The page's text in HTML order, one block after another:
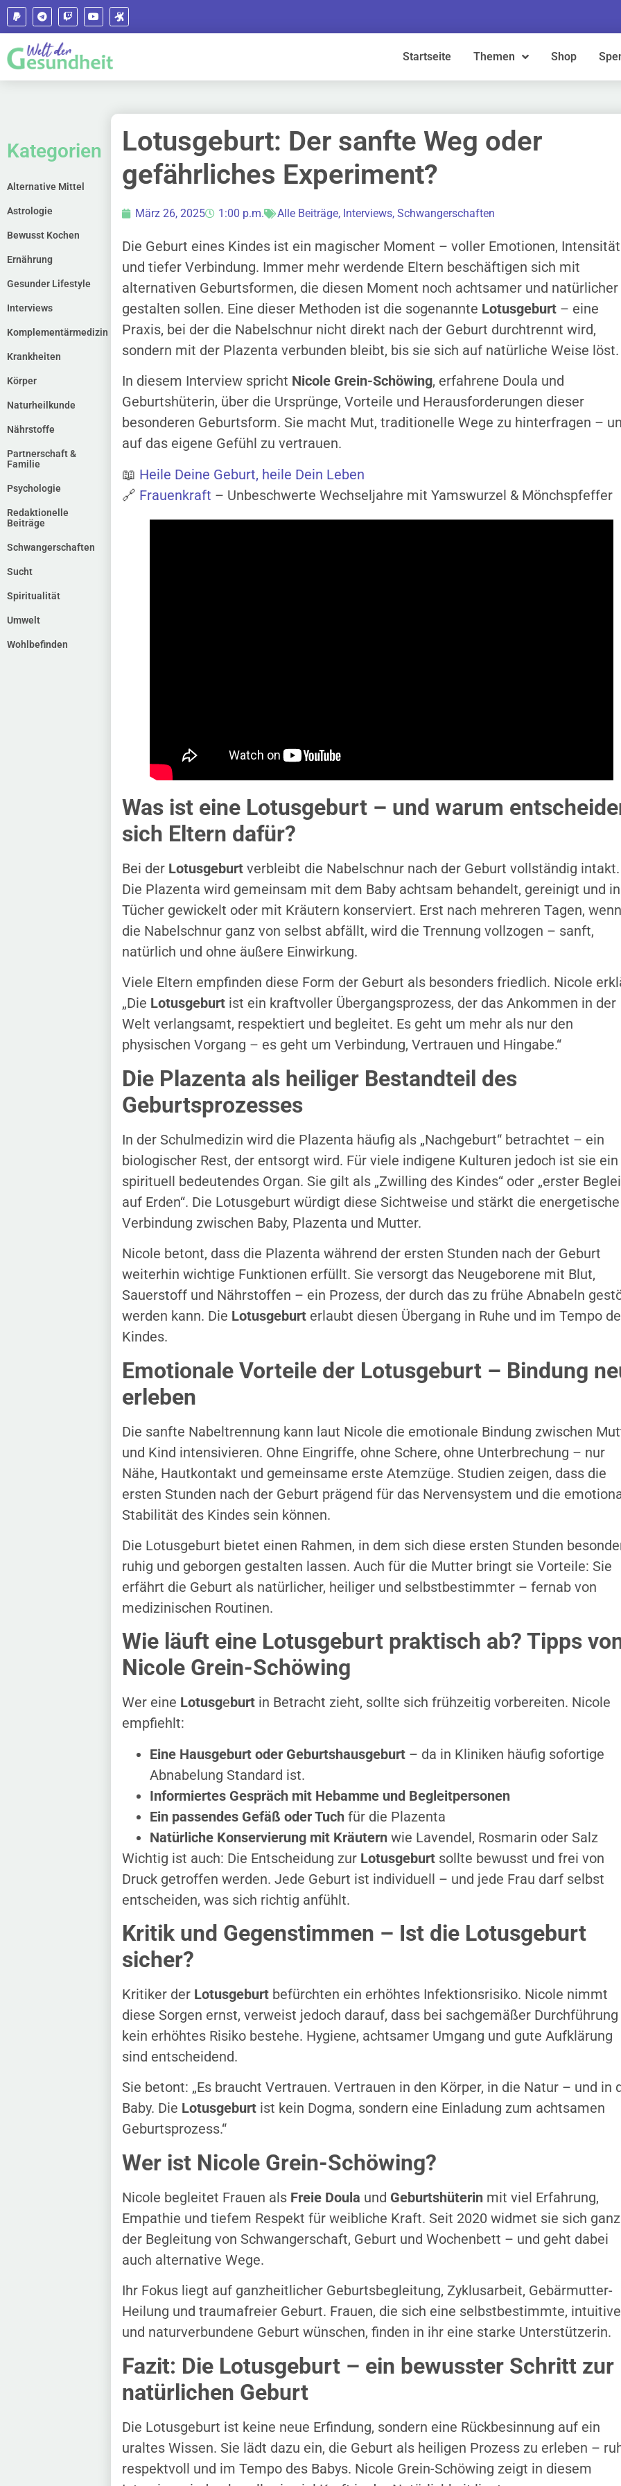
Startseite Themen Shop
Kategorien
Alternative Mittel
Astrologie
Bewusst Kochen
Ernährung
Gesunder Lifestyle
Interviews
Komplementärmedizin
Krankheiten
Körper
Naturheilkunde
Nährstoffe
Partnerschaft &
Familie
Psychologie
Redaktionelle
Beiträge
Schwangerschaften
Sucht
Spiritualität
Umwelt
Wohlbefinden
Lotusgeburt: Der sanfte Weg oder
gefährliches Experiment?
März 26, 2025 1:00 p.m. Alle Beiträge, Interviews, Schwangerschaften
Die Geburt eines Kindes ist ein magischer Moment – voller Emotionen, Intensität
und tiefer Verbindung. Immer mehr werdende Eltern beschäftigen sich mit
alternativen Geburtsformen, die diesen Moment noch achtsamer und natürlicher
gestalten sollen. Eine dieser Methoden ist die sogenannte Lotusgeburt– eine
Praxis, bei der die Nabelschnur nicht direkt nach der Geburt durchtrennt wird,
sondern mit der Plazenta verbunden bleibt, bis sie sich auf natürliche Weise löst.
In diesem Interview spricht Nicole Grein-Schöwing, erfahrene Doula und
Geburtshüterin, über die Ursprünge, Vorteile und Herausforderungen dieser
besonderen Geburtsform. Sie macht Mut, traditionelle Wege zu hinterfragen –
auf das eigene Gefühl zu vertrauen.
📖 Heile Deine Geburt, heile Dein Leben
🔗 Frauenkraft – Unbeschwerte Wechseljahre mit Yamswurzel & Mönchspfeffer
Was ist eine Lotusgeburt – und warum
sich Eltern dafür?
Bei der Lotusgeburtverbleibt die Nabelschnur nach der Geburt vollständig intakt.
Die Plazenta wird gemeinsam mit dem Baby achtsam behandelt, gereinigt und in
Tücher gewickelt oder mit Kräutern konserviert. Erst nach mehreren Tagen, wenn
die Nabelschnur ganz von selbst abfällt, wird die Trennung vollzogen – sanft,
natürlich und ohne äußere Einwirkung.
Viele Eltern empfinden diese Form der Geburt als besonders friedlich. Nicole
„Die Lotusgeburtist ein kraftvoller Übergangsprozess, der das Ankommen in der
Welt verlangsamt, respektiert und begleitet. Es geht um mehr als nur den
physischen Vorgang – es geht um Verbindung, Vertrauen und Hingabe.“
Die Plazenta als heiliger Bestandteil des
Geburtsprozesses
In der Schulmedizin wird die Plazenta häufig als „Nachgeburt“ betrachtet – ein
biologischer Rest, der entsorgt wird. Für viele indigene Kulturen jedoch ist sie ein
spirituell bedeutendes Organ. Sie gilt als „Zwilling des Kindes“ oder „erster
auf Erden“. Die Lotusgeburt würdigt diese Sichtweise und stärkt die energetische
Verbindung zwischen Baby, Plazenta und Mutter.
Nicole betont, dass die Plazenta während der ersten Stunden nach der Geburt
weiterhin wichtige Funktionen erfüllt. Sie versorgt das Neugeborene mit Blut,
Sauerstoff und Nährstoffen – ein Prozess, der durch das zu frühe Abnabeln
werden kann. Die Lotusgeburterlaubt diesen Übergang in Ruhe und im Tempo
Kindes.
Emotionale Vorteile der Lotusgeburt – Bindung
erleben
Die sanfte Nabeltrennung kann laut Nicole die emotionale Bindung zwischen
und Kind intensivieren. Ohne Eingriffe, ohne Schere, ohne Unterbrechung – nur
Nähe, Hautkontakt und gemeinsame erste Atemzüge. Studien zeigen, dass die
ersten Stunden nach der Geburt prägend für das Nervensystem und die
Stabilität des Kindes sein können.
Die Lotusgeburt bietet einen Rahmen, in dem sich diese ersten Stunden
ruhig und geborgen gestalten lassen. Auch für die Mutter bringt sie Vorteile: Sie
erfährt die Geburt als natürlicher, heiliger und selbstbestimmter – fernab von
medizinischen Routinen.
Wie läuft eine Lotusgeburt praktisch ab? Tipps
Nicole Grein-Schöwing
Wer eine Lotusgeburtin Betracht zieht, sollte sich frühzeitig vorbereiten. Nicole
empfiehlt:
Eine Hausgeburt oder Geburtshausgeburt– da in Kliniken häufig sofortige
Abnabelung Standard ist.
Informiertes Gespräch mit Hebamme und Begleitpersonen
Ein passendes Gefäß oder Tuchfür die Plazenta
Natürliche Konservierung mit Kräuternwie Lavendel, Rosmarin oder Salz
Wichtig ist auch: Die Entscheidung zur Lotusgeburtsollte bewusst und frei von
Druck getroffen werden. Jede Geburt ist individuell – und jede Frau darf selbst
entscheiden, was sich richtig anfühlt.
Kritik und Gegenstimmen – Ist die Lotusgeburt
sicher?
Kritiker der Lotusgeburtbefürchten ein erhöhtes Infektionsrisiko. Nicole nimmt
diese Sorgen ernst, verweist jedoch darauf, dass bei sachgemäßer Durchführung
kein erhöhtes Risiko bestehe. Hygiene, achtsamer Umgang und gute Aufklärung
sind entscheidend.
Sie betont: „Es braucht Vertrauen. Vertrauen in den Körper, in die Natur – und in
Baby. Die Lotusgeburtist kein Dogma, sondern eine Einladung zum achtsamen
Geburtsprozess.“
Wer ist Nicole Grein-Schöwing?
Nicole begleitet Frauen als Freie Doula und Geburtshüterinmit viel Erfahrung,
Empathie und tiefem Respekt für weibliche Kraft. Seit 2020 widmet sie sich ganz
der Begleitung von Schwangerschaft, Geburt und Wochenbett – und geht dabei
auch alternative Wege.
Ihr Fokus liegt auf ganzheitlicher Geburtsbegleitung, Zyklusarbeit, Gebärmutter-
Heilung und traumafreier Geburt. Frauen, die sich eine selbstbestimmte, intuitive
und naturverbundene Geburt wünschen, finden in ihr eine starke Unterstützerin.
Fazit: Die Lotusgeburt – ein bewusster Schritt zur
natürlichen Geburt
Die Lotusgeburt ist keine neue Erfindung, sondern eine Rückbesinnung auf ein
uraltes Wissen. Sie lädt dazu ein, die Geburt als heiligen Prozess zu erleben –
respektvoll und im Tempo des Babys. Nicole Grein-Schöwing zeigt in diesem